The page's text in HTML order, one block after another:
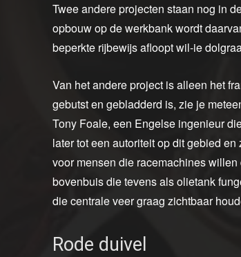
Twee andere projecten staan nog in
opbouw op de werkbank wordt
beperkte rijbewijs afloopt wil-ie
Van het andere project is alleen het
gebutst en gebladderd is, zie je
Tony Foale, een Engelse ingenieur
later tot een autoriteit op dit gebied
voor mensen die racemachines
bovenbuis die tevens als olietank
die centrale veer graag zichtbaar
Rode duivel